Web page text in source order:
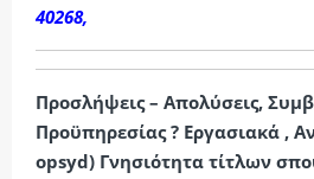
40268,
Προσλήψεις – Απολύσεις,
Προϋπηρεσίας ? Εργασιακά ,
opsyd) Γνησιότητα τίτλων